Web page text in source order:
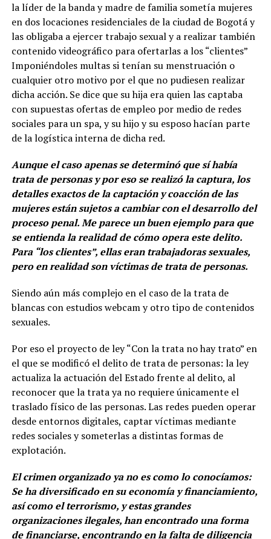
la líder de la banda y madre de familia sometía mujeres
en dos locaciones residenciales de la ciudad de Bogotá y
las obligaba a ejercer trabajo sexual y a realizar también
contenido videográfico para ofertarlas a los “clientes”
Imponiéndoles multas si tenían su menstruación o
cualquier otro motivo por el que no pudiesen realizar
dicha acción. Se dice que su hija era quien las captaba
con supuestas ofertas de empleo por medio de redes
sociales para un spa, y su hijo y su esposo hacían parte
de la logística interna de dicha red.
Aunque el caso apenas se determinó que sí había
trata de personas y por eso se realizó la captura, los
detalles exactos de la captación y coacción de las
mujeres están sujetos a cambiar con el desarrollo del
proceso penal. Me parece un buen ejemplo para que
se entienda la realidad de cómo opera este delito.
Para “los clientes”, ellas eran trabajadoras sexuales,
pero en realidad son víctimas de trata de personas.
Siendo aún más complejo en el caso de la trata de
blancas con estudios webcam y otro tipo de contenidos
sexuales.
Por eso el proyecto de ley “Con la trata no hay trato” en
el que se modificó el delito de trata de personas: la ley
actualiza la actuación del Estado frente al delito, al
reconocer que la trata ya no requiere únicamente el
traslado físico de las personas. Las redes pueden operar
desde entornos digitales, captar víctimas mediante
redes sociales y someterlas a distintas formas de
explotación.
El crimen organizado ya no es como lo conocíamos:
Se ha diversificado en su economía y financiamiento,
así como el terrorismo, y estas grandes
organizaciones ilegales, han encontrado una forma
de financiarse, encontrando en la falta de diligencia